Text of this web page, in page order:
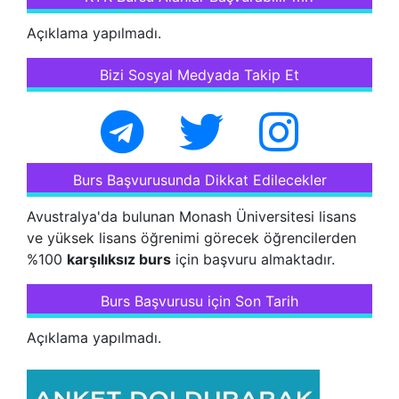
Açıklama yapılmadı.
Bizi Sosyal Medyada Takip Et
Burs Başvurusunda Dikkat Edilecekler
Avustralya'da bulunan Monash Üniversitesi lisans
ve yüksek lisans öğrenimi görecek öğrencilerden
%100 karşılıksız burs için başvuru almaktadır.
Burs Başvurusu için Son Tarih
Açıklama yapılmadı.